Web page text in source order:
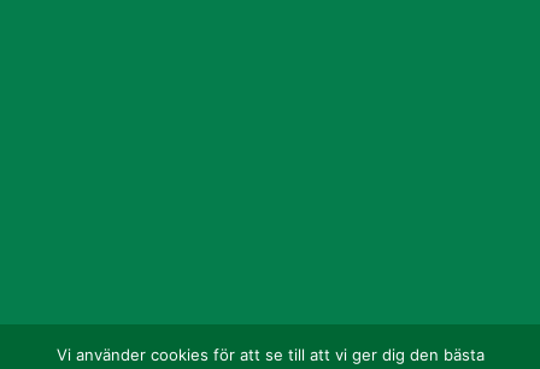
Vi använder cookies för att se till att vi ger dig den bästa